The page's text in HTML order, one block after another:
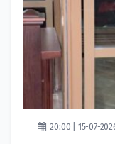
20:00 | 15-07-